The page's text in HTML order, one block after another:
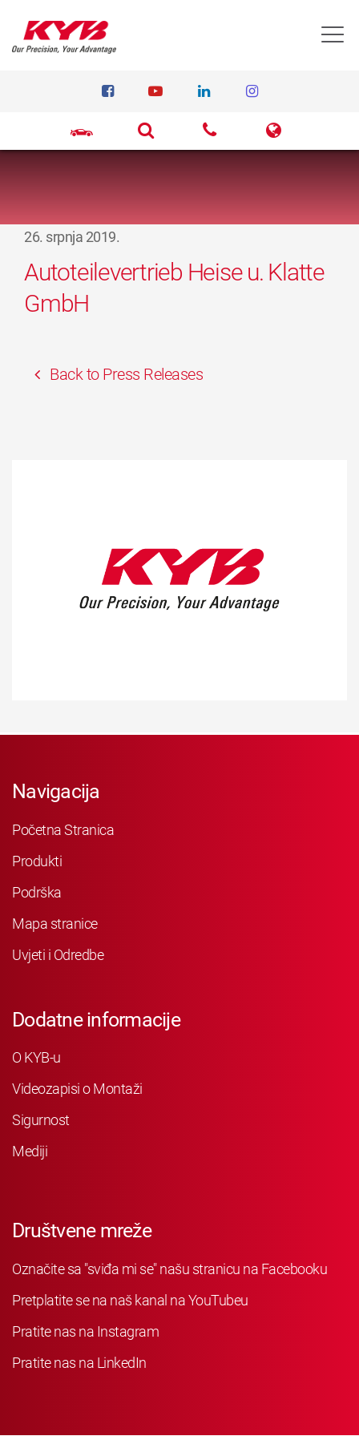
26. srpnja 2019.
Autoteilevertrieb Heise u. Klatte
GmbH
Back to Press Releases
Navigacija
Početna Stranica
Produkti
Podrška
Mapa stranice
Uvjeti i Odredbe
Dodatne informacije
O KYB-u
Videozapisi o Montaži
Sigurnost
Mediji
Društvene mreže
Označite sa "sviđa mi se" našu stranicu na Facebooku
Pretplatite se na naš kanal na YouTubeu
Pratite nas na Instagram
Pratite nas na LinkedIn